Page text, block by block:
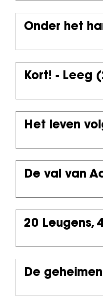
Onder het
Kort! - Leeg
Het leven
De val van
20 Leugens,
De